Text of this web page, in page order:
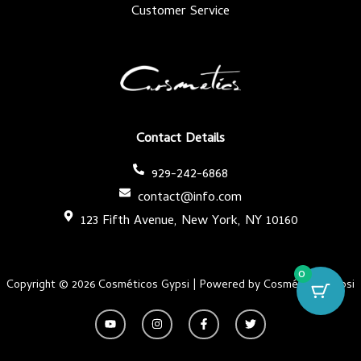
Contact Details
929-242-6868
contact@info.com
123 Fifth Avenue, New York, NY 10160
Customer Service
Copyright © 2026 Cosméticos Gypsi | Powered by Cosméticos Gypsi
Y
o
u
I
n
s
F
a
c
T
w
i
0